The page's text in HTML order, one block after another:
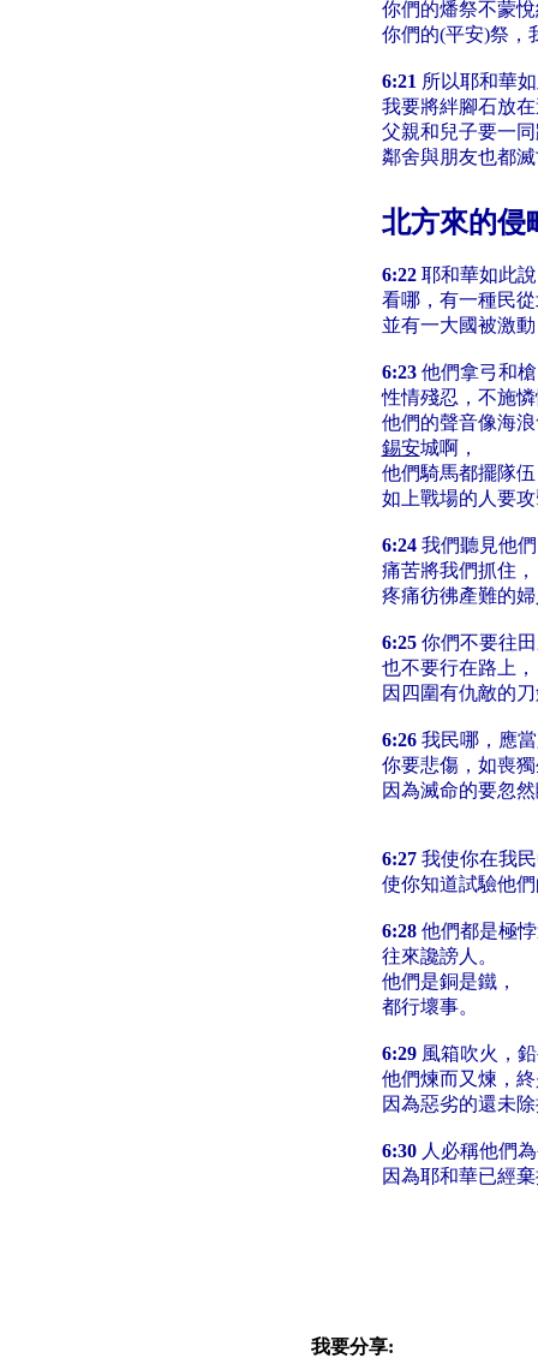
你們的燔祭不蒙
你們的(平安)祭，
6:21 所以耶和華
我要將絆腳石放
父親和兒子要一
鄰舍與朋友也都
北方來的侵
6:22 耶和華如此
看哪，有一種民
並有一大國被激
6:23 他們拿弓和
性情殘忍，不施
他們的聲音像海
錫安城啊，
他們騎馬都擺隊
如上戰場的人要
6:24 我們聽見他
痛苦將我們抓住，
疼痛彷彿產難的
6:25 你們不要往
也不要行在路上，
因四圍有仇敵的
6:26 我民哪，應
你要悲傷，如喪
因為滅命的要忽
6:27 我使你在我
使你知道試驗他
6:28 他們都是極
往來讒謗人。
他們是銅是鐵，
都行壞事。
6:29 風箱吹火，
他們煉而又煉，
因為惡劣的還未
6:30 人必稱他們
因為耶和華已經
我要分享: